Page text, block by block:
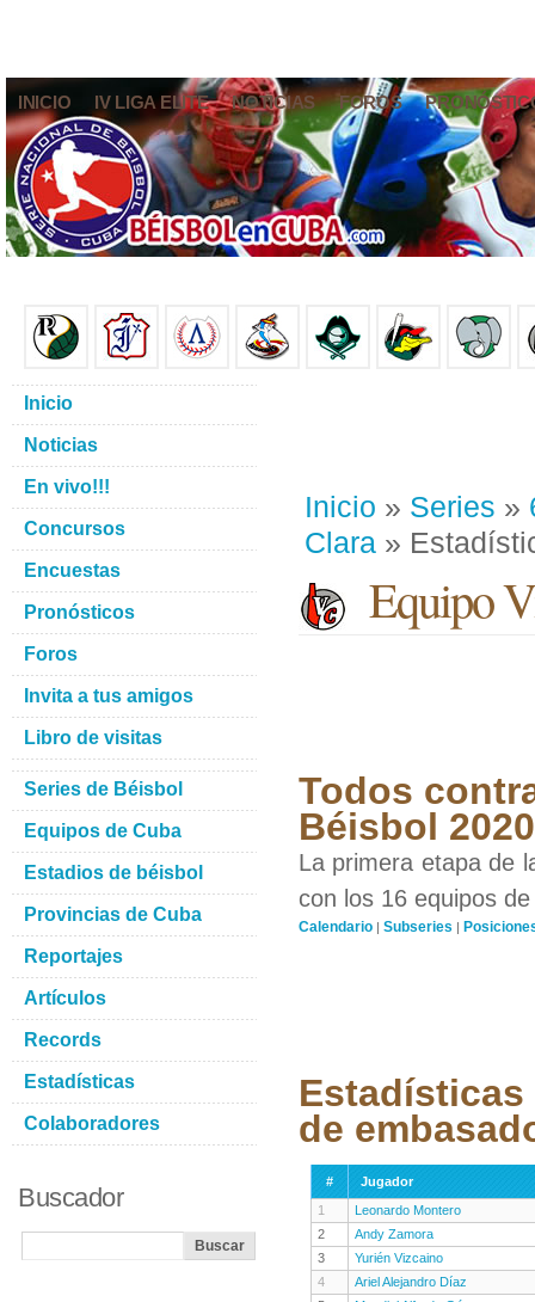
INICIO IV LIGA ELITE NOTICIAS FOROS
Inicio » Series »
Clara »
Equipo
Todos
Béisbol
La primera etapa de
con los 16 equipos
Calendario | Subseries |
Estadísticas
de
#
Jugador
1
Leonardo Montero
2
Andy Zamora
3
Yurién Vizcaino
4
Ariel Alejandro Díaz
Inicio
Noticias
En vivo!!!
Concursos
Encuestas
Pronósticos
Foros
Invita a tus amigos
Libro de visitas
Series de Béisbol
Equipos de Cuba
Estadios de béisbol
Provincias de Cuba
Reportajes
Artículos
Records
Estadísticas
Colaboradores
Buscador